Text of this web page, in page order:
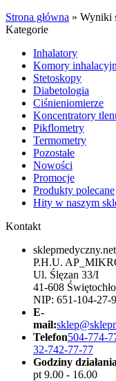
Strona główna » Wyniki
Kategorie
Inhalatory
Komory
Stetoskopy
Diabetologia
Ciśnieniomierze
Koncentratory
Pikflometry
Termometry
Pozostałe
Nowości
Promocje
Produkty polecane
Hity w naszym
Kontakt
sklepmedyczny.net
P.H.U.
Ul. Ślęzan 33/I
41-608
NIP: 651-104-27-
E-
mail:
Telefon504-774-
32-742-77-77
Godziny
pt 9.00 - 16.00